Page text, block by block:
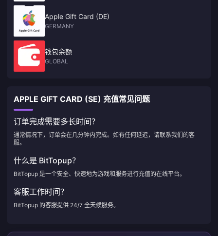
Apple Gift Card (DE)
GERMANY
钱包余额
GLOBAL
APPLE GIFT CARD (SE) 充值常见问题
订单完成需要多长时间？
通常情况下，订单会在几分钟内完成。如有任何延迟，请联系我们的客
服。
什么是 BitTopup？
BitTopup 是一个安全、快速地为游戏和服务进行充值的在线平台。
客服工作时间？
BitTopup 的客服提供 24/7 全天候服务。